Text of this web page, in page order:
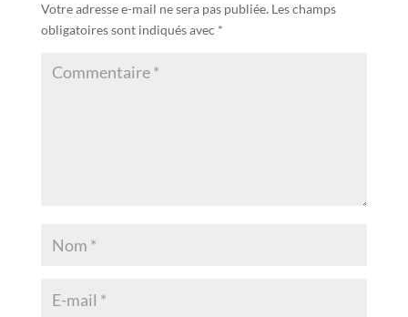
Votre adresse e-mail ne sera pas publiée. Les champs
obligatoires sont indiqués avec *